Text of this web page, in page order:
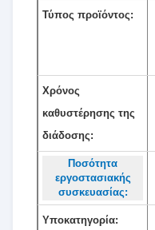
Τύπος προϊόντος:
Χρόνος
καθυστέρησης της
διάδοσης:
Ποσότητα
εργοστασιακής
συσκευασίας:
Υποκατηγορία: